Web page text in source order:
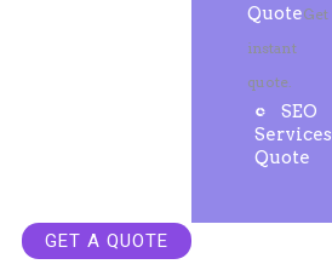
QuoteGet
instant
quote.
SEO
Services
Quote
GET A QUOTE